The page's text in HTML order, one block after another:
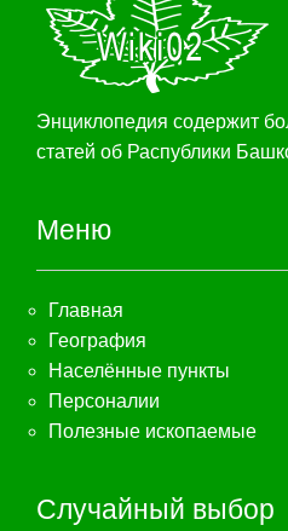
Энциклопедия содержит
статей об Распублики
Меню
Главная
География
Населённые пункты
Персоналии
Полезные ископаемые
Случайный выбор